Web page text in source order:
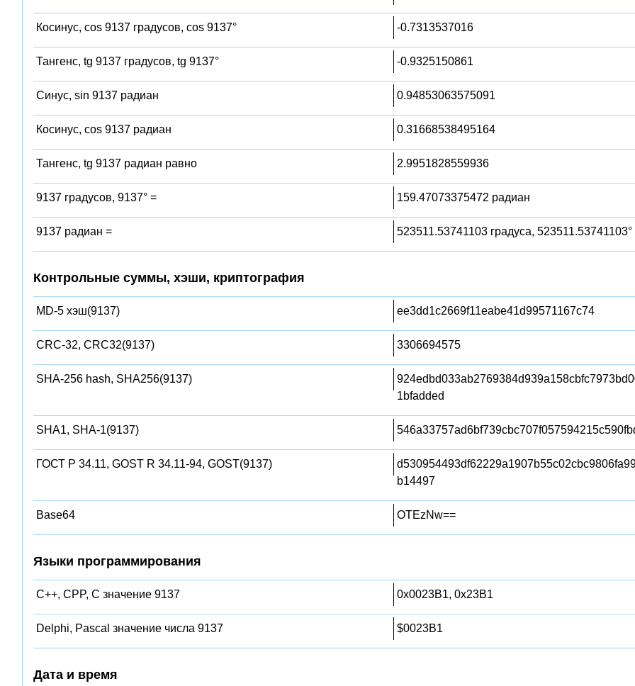
Косинус, cos 9137 градусов, cos 9137° -0.7313537016
Тангенс, tg 9137 градусов, tg 9137° -0.9325150861
Синус, sin 9137 радиан 0.94853063575091
Косинус, cos 9137 радиан 0.31668538495164
Тангенс, tg 9137 радиан равно 2.9951828559936
9137 градусов, 9137° = 159.47073375472 радиан
9137 радиан = 523511.53741103 градуса, 523511.53741103°
Контрольные суммы, хэши, криптография
MD-5 хэш(9137) ee3dd1c2669f11eabe41d99571167c74
CRC-32, CRC32(9137) 3306694575
SHA-256 hash, SHA256(9137)
1bfadded
SHA1, SHA-1(9137)
ГОСТ Р 34.11, GOST R 34.11-94, GOST(9137)
b14497
Base64 OTEzNw==
Языки программирования
C++, CPP, C значение 9137 0x0023B1, 0x23B1
Delphi, Pascal значение числа 9137 $0023B1
Дата и время